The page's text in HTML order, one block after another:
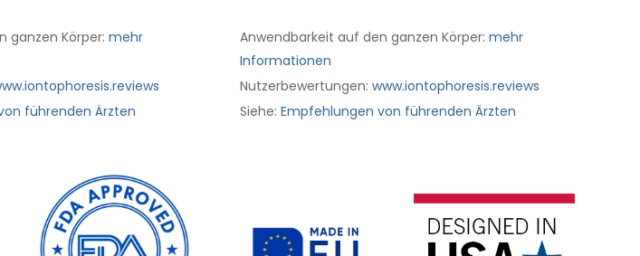
ganzen Körper: mehr
führenden Ärzten
Anwendbarkeit auf den ganzen Körper: mehr
Informationen
Nutzerbewertungen: www.iontophoresis.reviews
Siehe: Empfehlungen von führenden Ärzten